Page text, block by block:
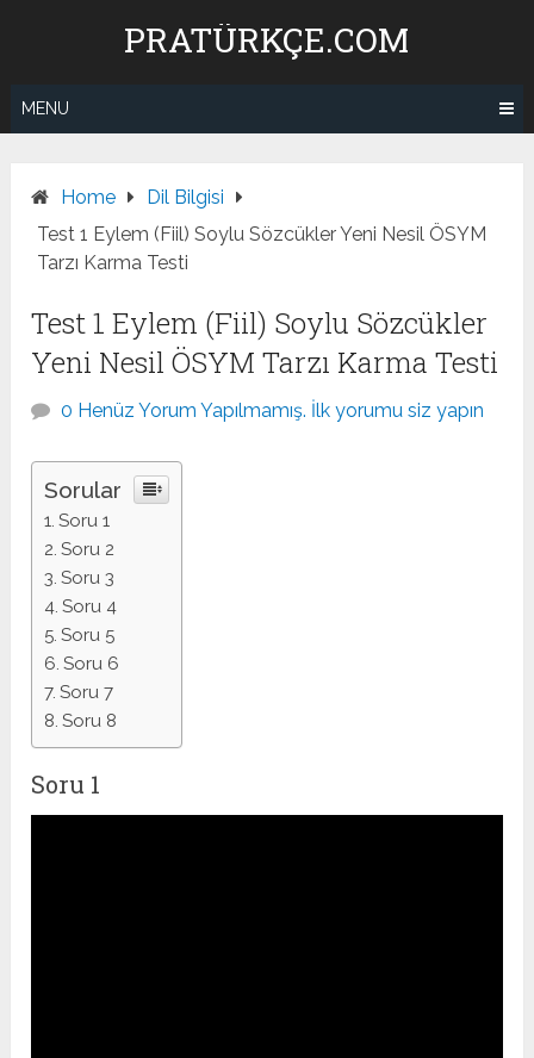
PRATÜRKÇE.COM
MENU
Home
Dil Bilgisi
Test 1 Eylem (Fiil) Soylu Sözcükler Yeni Nesil ÖSYM
Tarzı Karma Testi
Test 1 Eylem (Fiil) Soylu Sözcükler
Yeni Nesil ÖSYM Tarzı Karma Testi
0 Henüz Yorum Yapılmamış. İlk yorumu siz yapın
Sorular
Soru 1
Soru 2
Soru 3
Soru 4
Soru 5
Soru 6
Soru 7
Soru 8
Soru 1